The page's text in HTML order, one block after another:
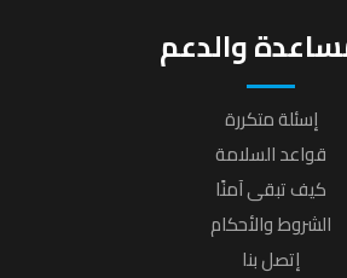
والدعم
إسئلة متكررة
قواعد السلامة
كيف تبقى آمنًا
الشروط والأحكام
إتصل بنا